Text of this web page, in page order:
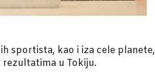
sportista, kao i iza cele planete,
u Tokiju.